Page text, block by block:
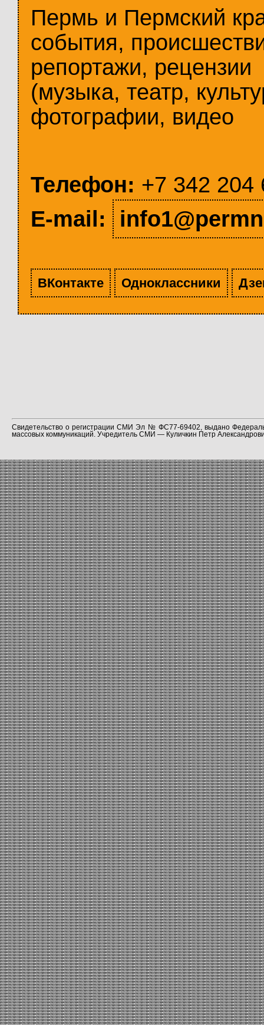
Пермь и Пермский
события,
репортажи, рецензии
(музыка, театр,
фотографии, видео
Телефон: +7 342 204
E-mail:
ВКонтакте Одноклассники
Свидетельство о регистрации СМИ Эл № ФС77-69402, выдано
массовых коммуникаций. Учредитель СМИ — Куличкин Петр